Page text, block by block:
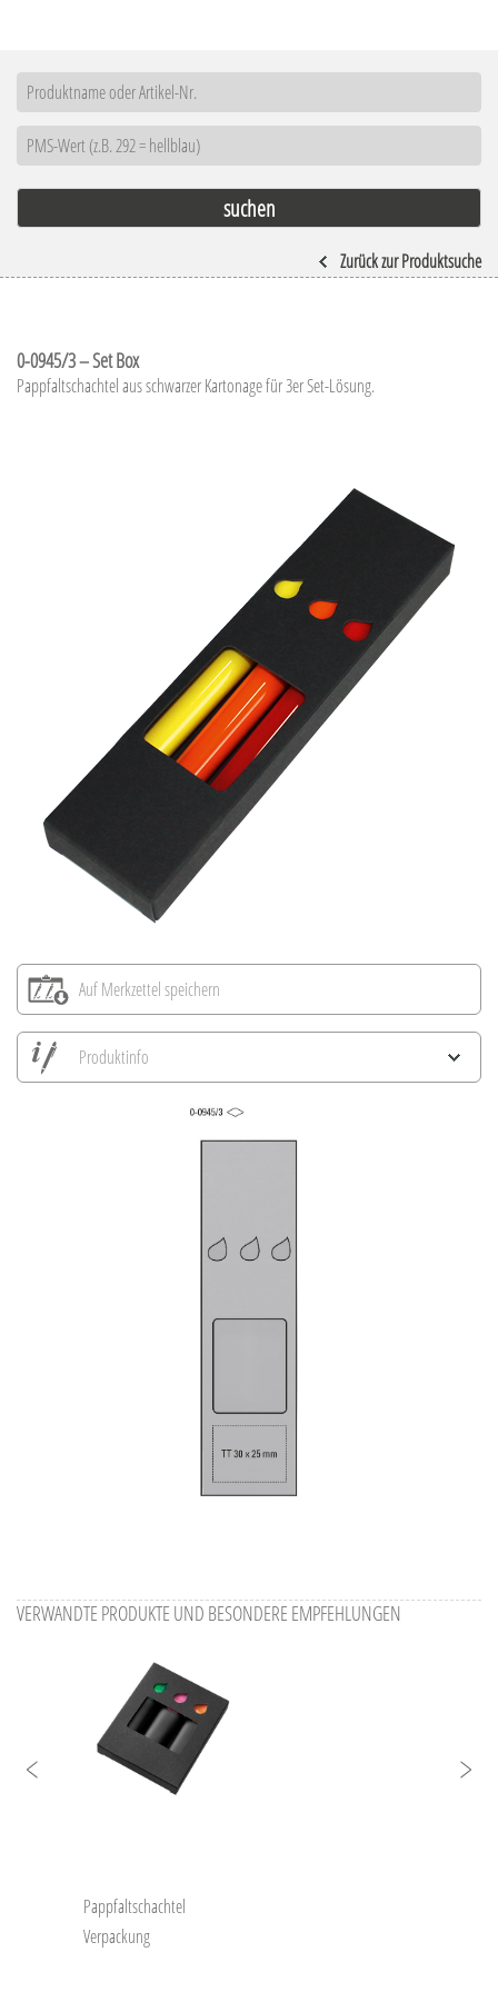
Zurück zur Produktsuche
0-0945/3 – Set Box
Pappfaltschachtel aus schwarzer Kartonage für 3er Set-Lösung.
Auf Merkzettel speichern
Produktinfo
Aktuelles Bild speichern
Information Druckposition
VERWANDTE PRODUKTE UND BESONDERE EMPFEHLUNGEN
Pappfaltschachtel
Verpackung